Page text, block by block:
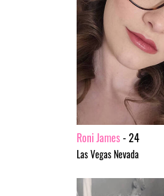
Roni James- 24
Las Vegas Nevada